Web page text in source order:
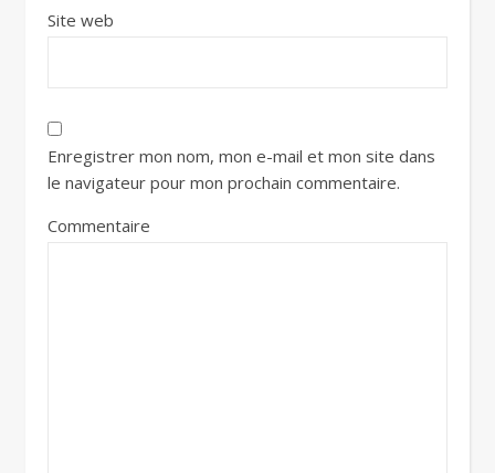
Site web
Enregistrer mon nom, mon e-mail et mon site dans
le navigateur pour mon prochain commentaire.
Commentaire